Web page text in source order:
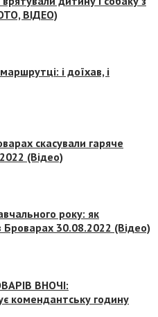
ВІДЕО)
і доїхав, і
скасували гаряче
(Відео)
року: як
30.08.2022 (Відео)
ВНОЧІ:
комендантську годину